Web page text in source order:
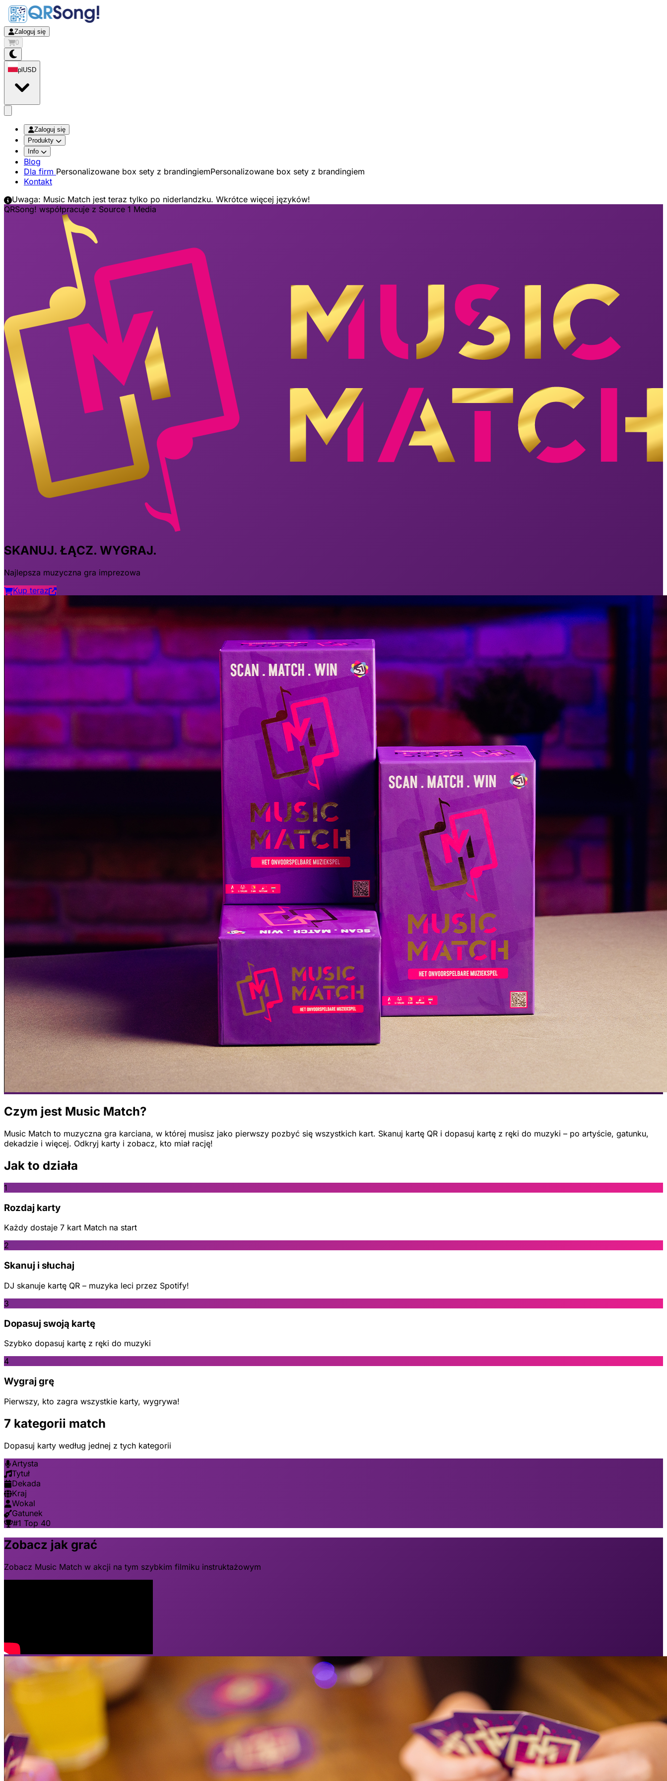
Zaloguj się
0
pl USD
Zaloguj się
Produkty
Info
Blog
Dla firm Personalizowane box sety z brandingiemPersonalizowane box sety z brandingiem
Kontakt
Uwaga: Music Match jest teraz tylko po niderlandzku. Wkrótce więcej języków!
QRSong! współpracuje z Source 1 Media
SKANUJ. ŁĄCZ. WYGRAJ.
Najlepsza muzyczna gra imprezowa
Kup teraz
Czym jest Music Match?
Music Match to muzyczna gra karciana, w której musisz jako pierwszy pozbyć się wszystkich kart. Skanuj kartę QR i dopasuj kartę z ręki do muzyki – po artyście, gatunku,
dekadzie i więcej. Odkryj karty i zobacz, kto miał rację!
Jak to działa
1
Rozdaj karty
Każdy dostaje 7 kart Match na start
2
Skanuj i słuchaj
DJ skanuje kartę QR – muzyka leci przez Spotify!
3
Dopasuj swoją kartę
Szybko dopasuj kartę z ręki do muzyki
4
Wygraj grę
Pierwszy, kto zagra wszystkie karty, wygrywa!
7 kategorii match
Dopasuj karty według jednej z tych kategorii
Artysta
Tytuł
Dekada
Kraj
Wokal
Gatunek
#1 Top 40
Zobacz jak grać
Zobacz Music Match w akcji na tym szybkim filmiku instruktażowym